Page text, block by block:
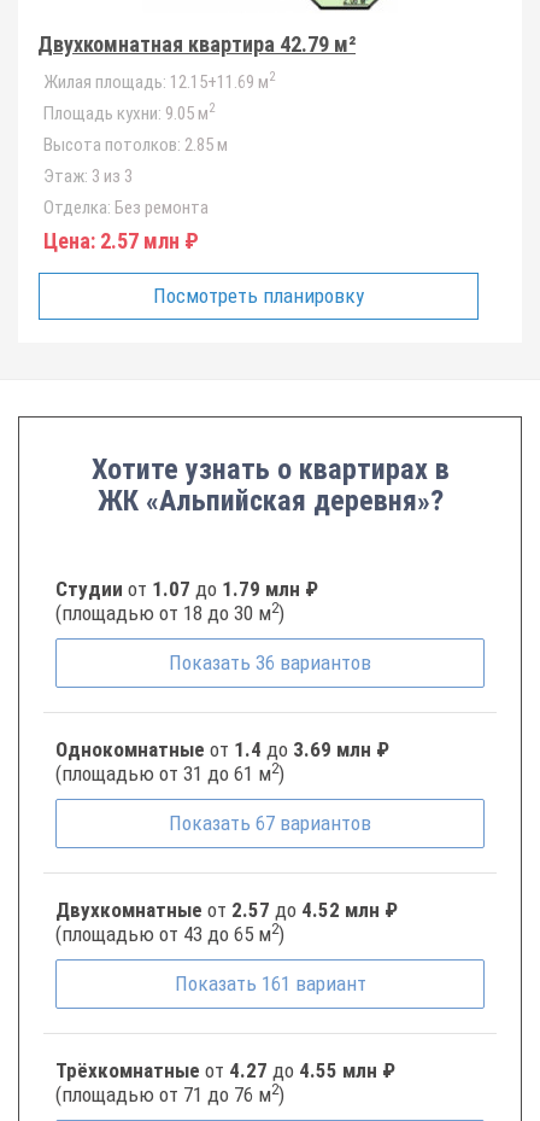
Двухкомнатная квартира 42.79 м²
Жилая площадь: 12.15+11.69 м2
Площадь кухни: 9.05 м2
Высота потолков: 2.85 м
Этаж: 3 из 3
Отделка: Без ремонта
Цена: 2.57 млн ₽
Посмотреть планировку
Хотите узнать о квартирах в
ЖК «Альпийская деревня»?
Студии от 1.07 до 1.79 млн ₽
(площадью от 18 до 30 м2)
Показать 36 вариантов
Однокомнатные от 1.4 до 3.69 млн ₽
(площадью от 31 до 61 м2)
Показать 67 вариантов
Двухкомнатные от 2.57 до 4.52 млн ₽
(площадью от 43 до 65 м2)
Показать 161 вариант
Трёхкомнатные от 4.27 до 4.55 млн ₽
(площадью от 71 до 76 м2)